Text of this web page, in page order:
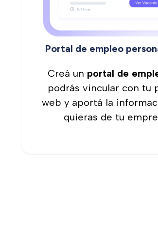
Portal de empleo
Creá un portal de
podrás vincular con tu
web y aportá la
quieras de tu